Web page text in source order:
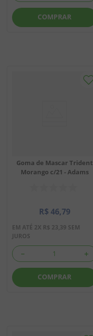
COMPRAR
Goma de Mascar Trident
Morango c/21 - Adams
R$ 46,79
EM ATÉ 2X R$ 23,39 SEM
JUROS
＋
－
COMPRAR